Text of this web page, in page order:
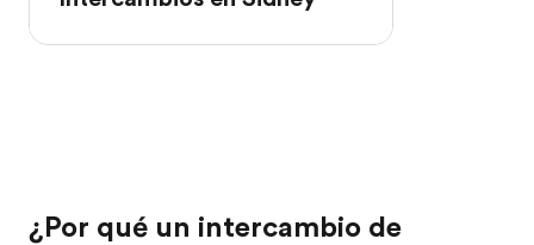
¿Por qué un intercambio de